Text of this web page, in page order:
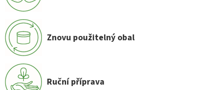
Znovu použitelný obal
Ruční příprava